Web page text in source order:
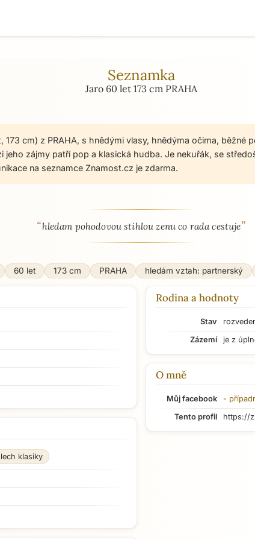
Seznamka
Jaro 60 let 173 cm PRAHA
173 cm) z PRAHA, s hnědými vlasy, hnědýma očima, běžné
jeho zájmy patří pop a klasická hudba. Je nekuřák, se
na seznamce Znamost.cz je zdarma.
- seznamka profil
“hledam pohodovou stihlou zenu co rada cestuje”
60 let 173 cm PRAHA hledám vztah: partnerský
klasiky
Rodina a hodnoty
Stav
Zázemí
je z
O mně
Můj facebook -
Tento profil
https://